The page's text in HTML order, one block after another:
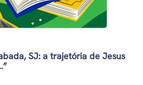
SJ: a trajetória de Jesus